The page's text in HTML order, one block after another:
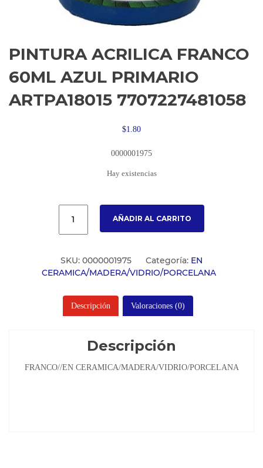
PINTURA ACRILICA FRANCO
60ML AZUL PRIMARIO
ARTPA18015 7707227481058
$1.80
0000001975
Hay existencias
AÑADIR AL CARRITO
SKU: 0000001975 Categoría: EN
CERAMICA/MADERA/VIDRIO/PORCELANA
Descripción Valoraciones (0)
Descripción
FRANCO//EN CERAMICA/MADERA/VIDRIO/PORCELANA